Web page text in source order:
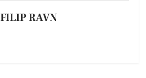
FILIP RAVN